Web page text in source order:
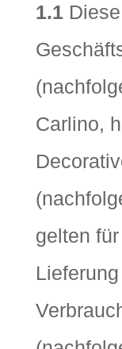
1.1Diese
Carlino,
gelten